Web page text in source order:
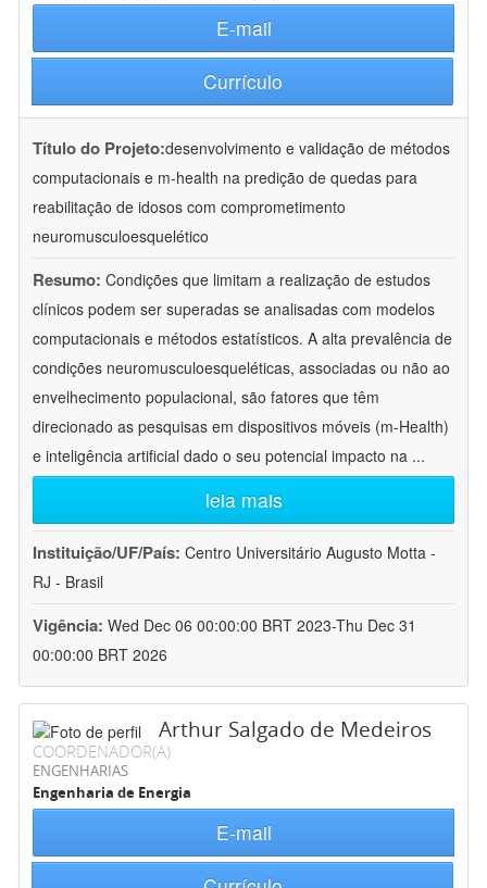
E-mail
Currículo
Título do Projeto:desenvolvimento e validação de métodos
computacionais e m-health na predição de quedas para
reabilitação de idosos com comprometimento
neuromusculoesquelético
Resumo: Condições que limitam a realização de estudos
clínicos podem ser superadas se analisadas com modelos
computacionais e métodos estatísticos. A alta prevalência de
condições neuromusculoesqueléticas, associadas ou não ao
envelhecimento populacional, são fatores que têm
direcionado as pesquisas em dispositivos móveis (m-Health)
e inteligência artificial dado o seu potencial impacto na ...
leia mais
Instituição/UF/País: Centro Universitário Augusto Motta -
RJ - Brasil
Vigência: Wed Dec 06 00:00:00 BRT 2023-Thu Dec 31
00:00:00 BRT 2026
Arthur Salgado de Medeiros
COORDENADOR(A)
ENGENHARIAS
Engenharia de Energia
E-mail